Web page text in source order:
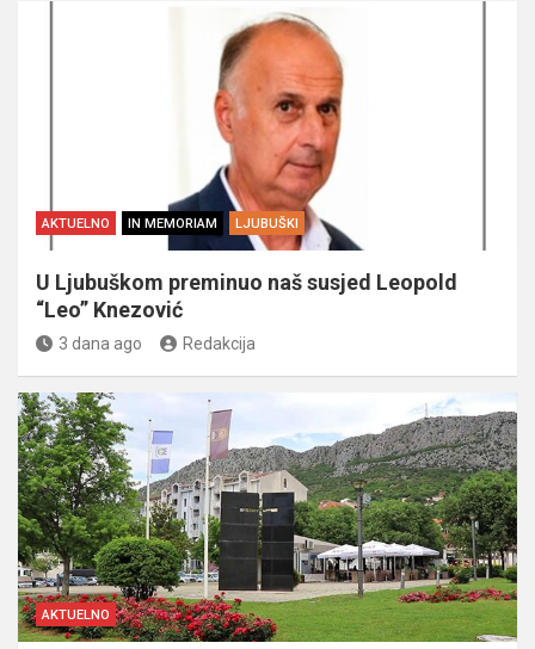
AKTUELNO IN MEMORIAM LJUBUŠKI
U Ljubuškom preminuo naš susjed Leopold
“Leo” Knezović
3 dana ago Redakcija
AKTUELNO